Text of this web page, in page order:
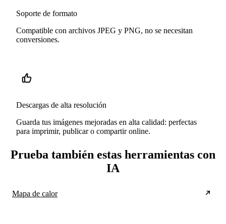
Soporte de formato
Compatible con archivos JPEG y PNG, no se necesitan
conversiones.
Descargas de alta resolución
Guarda tus imágenes mejoradas en alta calidad: perfectas
para imprimir, publicar o compartir online.
Prueba también estas herramientas con
IA
Mapa de calor